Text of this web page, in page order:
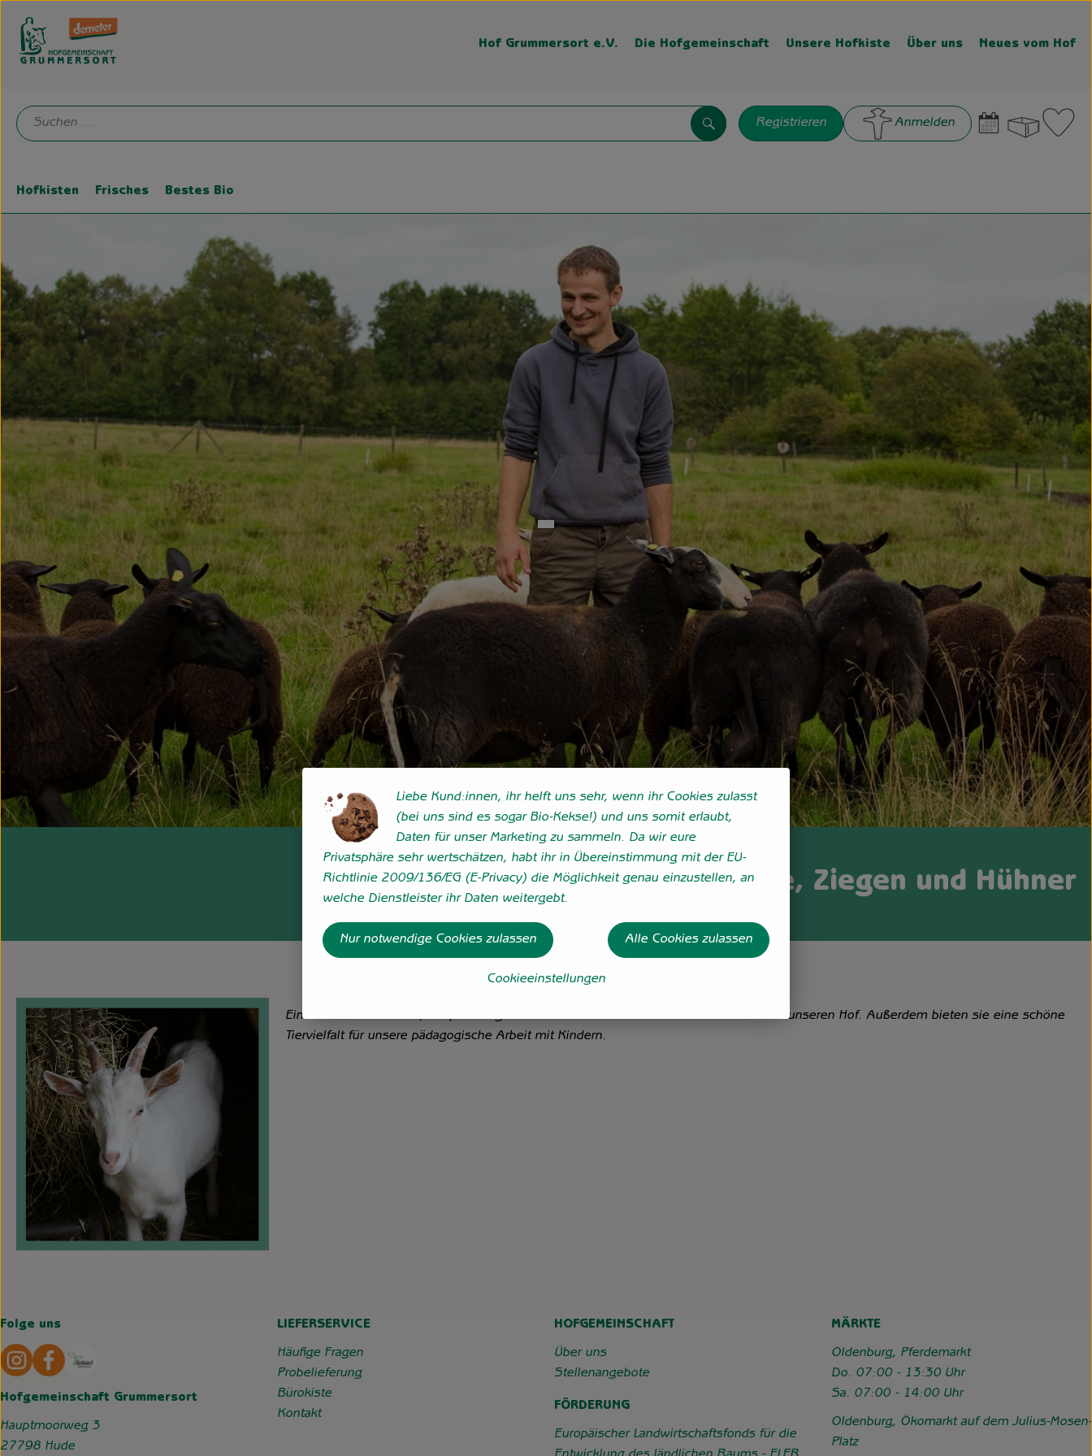
Hof Grummersort e.V. Die Hofgemeinschaft Unsere Hofkiste Über uns Neues vom Hof
Registrieren Anmelden
Suchen
Hofkisten Frisches Bestes Bio
Schafe, Ziegen und Hühner
Eine kleine Schafherde, ein paar Ziegen und die frei herumlaufenden Hühner beleben unseren Hof. Außerdem bieten sie eine schöne
Tiervielfalt für unsere pädagogische Arbeit mit Kindern.
Folge uns
Externer Link zu https://www.instagram.com/hofgemeinschaft_grummersort/
Externer Link zu https://wp.solawi-oldenburg.de/
Hofgemeinschaft Grummersort
Hauptmoorweg 3
27798 Hude
LIEFERSERVICE
Häufige Fragen
Probelieferung
Bürokiste
Kontakt
HOFGEMEINSCHAFT
Über uns
Stellenangebote
FÖRDERUNG
Europäischer Landwirtschaftsfonds für die
MÄRKTE
Oldenburg, Pferdemarkt
Do. 07:00 - 13:30 Uhr
Sa. 07:00 - 14:00 Uhr
Oldenburg, Ökomarkt auf dem Julius-Mosen-
Platz
Liebe Kund:innen, ihr helft uns sehr, wenn ihr Cookies zulasst
(bei uns sind es sogar Bio-Kekse!) und uns somit erlaubt,
Daten für unser Marketing zu sammeln. Da wir eure
Privatsphäre sehr wertschätzen, habt ihr in Übereinstimmung mit der EU-
Richtlinie 2009/136/EG (E-Privacy) die Möglichkeit genau einzustellen, an
welche Dienstleister ihr Daten weitergebt.
Cookieeinstellungen
Nur notwendige Cookies zulassen Alle Cookies zulassen